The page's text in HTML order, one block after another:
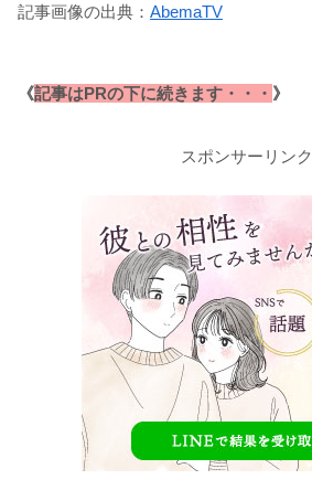
記事画像の出典： AbemaTV
《記事はPRの下に続きます・・・ 》
スポンサーリンク